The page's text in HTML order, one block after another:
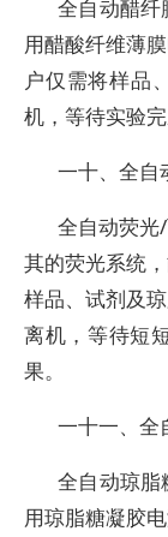
全自动醋纤
用醋酸纤维薄
户仅需将样品
机，等待实验完
一十、全自
全自动荧光
其的荧光系统
样品、试剂及
离机，等待短
果。
一十一、全
全自动琼
用琼脂糖凝胶